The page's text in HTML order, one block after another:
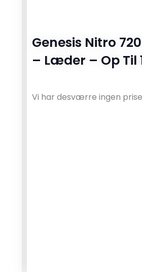
Genesis Nitro
– Læder – Op Til
Vi har desværre ingen